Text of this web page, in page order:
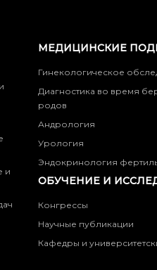
и
МЕДИЦИНСКИЕ
Гинекологическое
Диагностика во время
родов
Андрология
Урология
Эндокринология
ОБУЧЕНИЕ И
Конгрессы
Научные публикации
Кафедры и